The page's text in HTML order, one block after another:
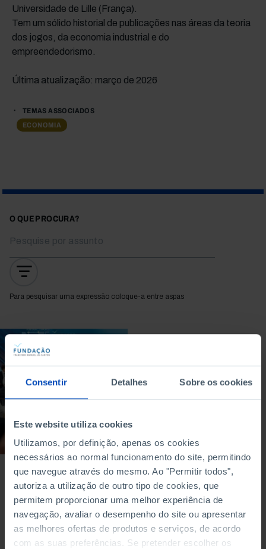
Consentir Detalhes Sobre os cookies
Este website utiliza cookies
Utilizamos, por definição, apenas os cookies
necessários ao normal funcionamento do site, permitindo
que navegue através do mesmo. Ao "Permitir todos",
autoriza a utilização de outro tipo de cookies, que
permitem proporcionar uma melhor experiência de
navegação, avaliar o desempenho do site ou apresentar
as melhores ofertas de produtos e serviços, de acordo
com as suas preferências. Se pretender escolher os
Universidade de Lille (França).
Tem um sólido historial de publicações nas áreas da teoria
dos jogos, da economia industrial e do
empreendedorismo.
Última atualização: março de 2026
TEMAS ASSOCIADOS
ECONOMIA
O QUE PROCURA?
Para pesquisar uma expressão coloque-a entre aspas
Europa: Como
alcançar a transição
em tempos de
incerteza?
45 MIN
À venda na Livraria